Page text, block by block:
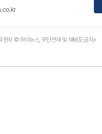
권자 © 하이뉴스, 무단전재 및 재배포 금지>